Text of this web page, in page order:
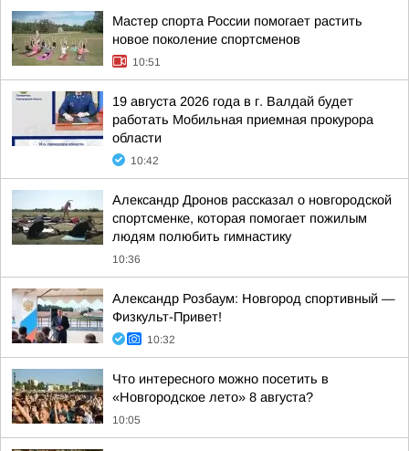
Мастер спорта России помогает растить
новое поколение спортсменов
10:51
19 августа 2026 года в г. Валдай будет
работать Мобильная приемная прокурора
области
10:42
Александр Дронов рассказал о новгородской
спортсменке, которая помогает пожилым
людям полюбить гимнастику
10:36
Александр Розбаум: Новгород спортивный —
Физкульт-Привет!
10:32
Что интересного можно посетить в
«Новгородское лето» 8 августа?
10:05